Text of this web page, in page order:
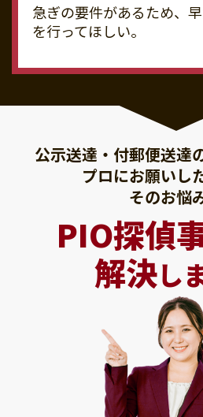
急ぎの要件があるため、
を行ってほしい。
公示送達・付郵便送達
プロにお願いし
そのお悩
PIO探偵
解決し